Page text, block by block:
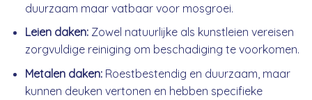
duurzaam maar vatbaar voor mosgroei.
Leien daken:Zowel natuurlijke als kunstleien vereisen
zorgvuldige reiniging om beschadiging te voorkomen.
Metalen daken:Roestbestendig en duurzaam, maar
kunnen deuken vertonen en hebben specifieke